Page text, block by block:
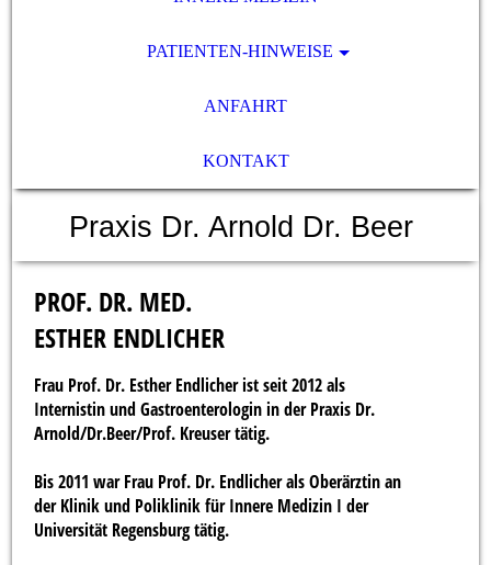
PATIENTEN-HINWEISE
ANFAHRT
KONTAKT
Praxis Dr. Arnold Dr. Beer
PROF. DR. MED.
ESTHER ENDLICHER
Frau Prof. Dr. Esther Endlicher ist seit 2012 als
Internistin und Gastroenterologin in der Praxis Dr.
Arnold/Dr.Beer/Prof. Kreuser tätig.
Bis 2011 war Frau Prof. Dr. Endlicher als Oberärztin an
der Klinik und Poliklinik für Innere Medizin I der
Universität Regensburg tätig.